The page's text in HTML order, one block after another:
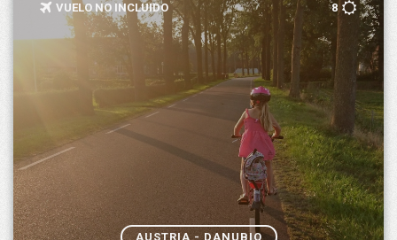
VUELO NO INCLUIDO
8
AUSTRIA - DANUBIO